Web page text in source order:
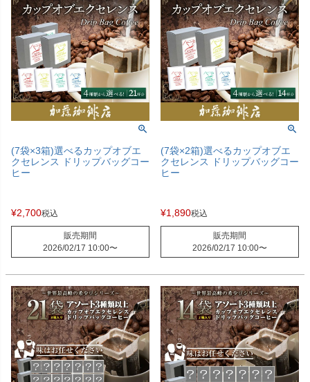
(7袋×3箱)選べるカップオブエ
クセレンス ドリップバッグコー
ヒー
¥2,700税込
販売期間
2026/02/17 10:00〜
(7袋×2箱)選べるカップオブエ
クセレンス ドリップバッグコー
ヒー
¥1,890税込
販売期間
2026/02/17 10:00〜